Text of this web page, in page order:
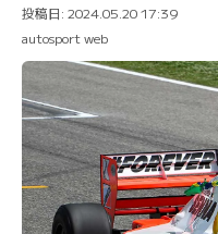
投稿日: 2024.05.20 17:39
autosport web